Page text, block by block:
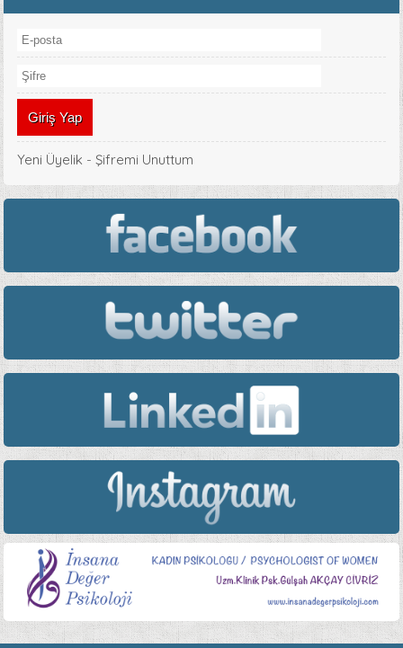
Yeni Üyelik -Şifremi Unuttum